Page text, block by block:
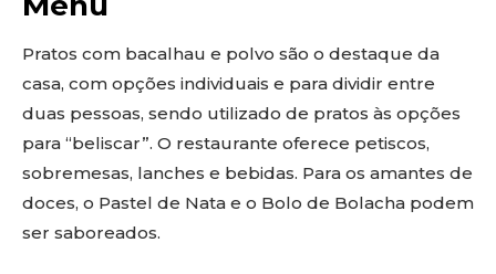
Pratos com bacalhau e polvo são o destaque da
casa, com opções individuais e para dividir entre
duas pessoas, sendo utilizado de pratos às opções
para “beliscar”. O restaurante oferece petiscos,
sobremesas, lanches e bebidas. Para os amantes de
doces, o Pastel de Nata e o Bolo de Bolacha podem
ser saboreados.